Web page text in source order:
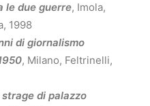
le due guerre, Imola,
1998
di giornalismo
, Milano, Feltrinelli,
strage di palazzo